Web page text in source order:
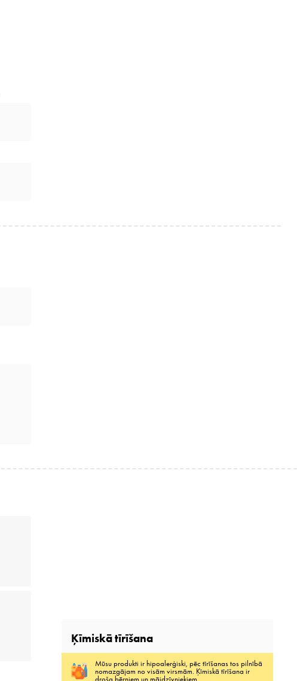
Ķīmiskā tīrīšana
Mūsu produkti ir hipoalerģiski, pēc tīrīšanas tos pilnībā
nomazgājam no visām virsmām. Ķīmiskā tīrīšana ir
droša bērniem un mājdzīvniekiem